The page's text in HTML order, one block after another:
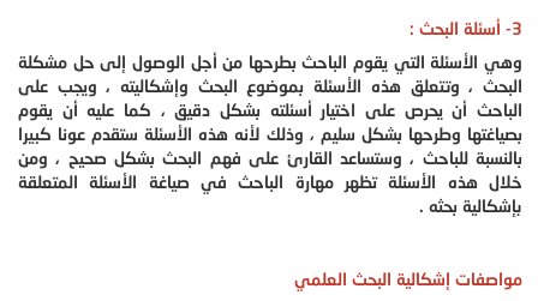
3- أسئلة البحث :
وهي الأسئلة التي يقوم الباحث بطرحها من أجل الوصول إلى حل مشكلة
البحث ، وتتعلق هذه الأسئلة بموضوع البحث وإشكاليته ، ويجب على
الباحث أن يحرص على اختيار أسئلته بشكل دقيق ، كما عليه أن يقوم
بصياغتها وطرحها بشكل سليم ، وذلك لأنه هذه الأسئلة ستقدم عونا كبيرا
بالنسبة للباحث ، وستساعد القارئ على فهم البحث بشكل صحيح ، ومن
خلال هذه الأسئلة تظهر مهارة الباحث في صياغة الأسئلة المتعلقة
بإشكالية بحثه .
مواصفات إشكالية البحث العلمي